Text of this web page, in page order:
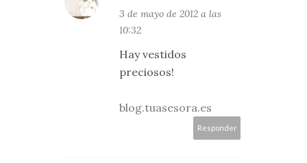
3 de mayo de 2012 a las
10:32
Hay vestidos
preciosos!
blog.tuasesora.es
Responder